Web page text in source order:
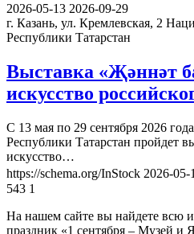
2026-05-13 2026-09-29
г. Казань, ул. Кремлевская, 2
Республики Татарстан
Выставка «Җәннәт
искусство
С 13 мая по 29 сентября 2026
Республики Татарстан пройдет
искусство…
https://schema.org/InStock 2026-05-
543 1
На нашем сайте вы найдете всю
праздник «1 сентября – Музей и